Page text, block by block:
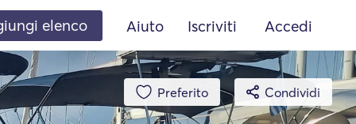
elenco Aiuto Iscriviti Accedi
Preferito Condividi